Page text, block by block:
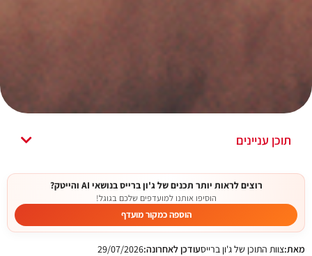
תוכן עניינים
רוצים לראות יותר תכנים של ג'ון ברייס בנושאי AI והייטק?
הוסיפו אותנו למועדפים שלכם בגוגל!
הוספה כמקור מועדף
מאת:צוות התוכן של ג'ון ברייסעודכן לאחרונה:29/07/2026